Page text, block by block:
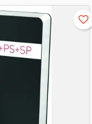
favorite_border